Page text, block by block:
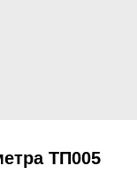
ТП005